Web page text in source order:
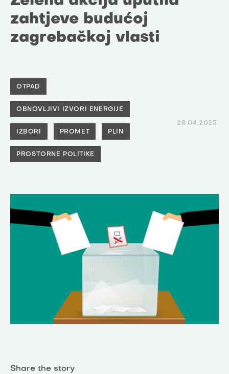
zahtjeve budućoj
zagrebačkoj vlasti
OTPAD
OBNOVLJIVI IZVORI ENERGIJE
IZBORI PROMET PLIN
PROSTORNE POLITIKE
28.04.2025.
Share the story